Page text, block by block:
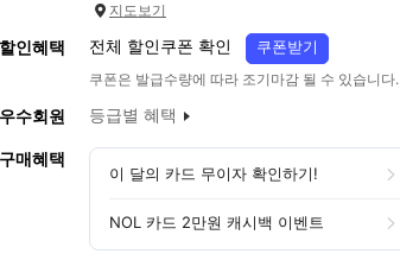
지도보기
할인혜택 전체 할인쿠폰 확인 쿠폰받기
쿠폰은 발급수량에 따라 조기마감 될 수 있습니다.
우수회원 등급별 혜택
구매혜택
이 달의 카드 무이자 확인하기!
NOL 카드 2만원 캐시백 이벤트